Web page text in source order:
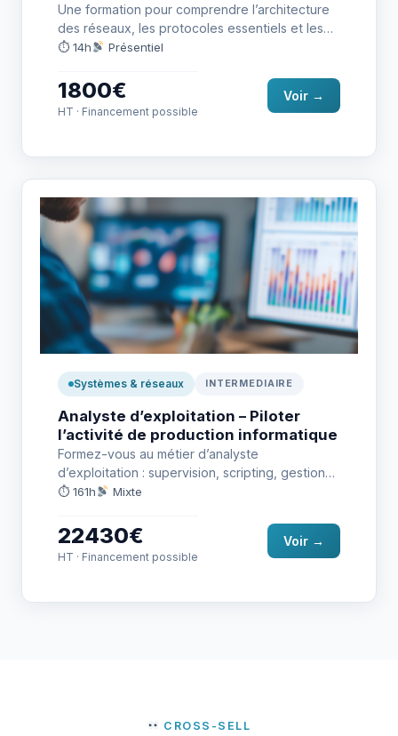
Une formation pour comprendre l’architecture
des réseaux, les protocoles essentiels et les
équipements, tout en abordant les enjeux…
⏱ 14h Présentiel
1800€
HT · Financement possible
Voir →
Systèmes & réseaux INTERMEDIAIRE
Analyste d’exploitation – Piloter
l’activité de production informatique
Formez-vous au métier d’analyste
d’exploitation : supervision, scripting, gestion
des incidents, administration systèmes & base
⏱ 161h Mixte
22430€
HT · Financement possible
Voir →
CROSS-SELL